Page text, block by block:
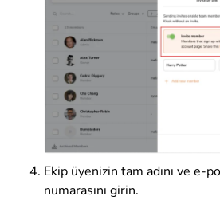
Ekip üyenizin tam adını ve e-
numarasını girin.